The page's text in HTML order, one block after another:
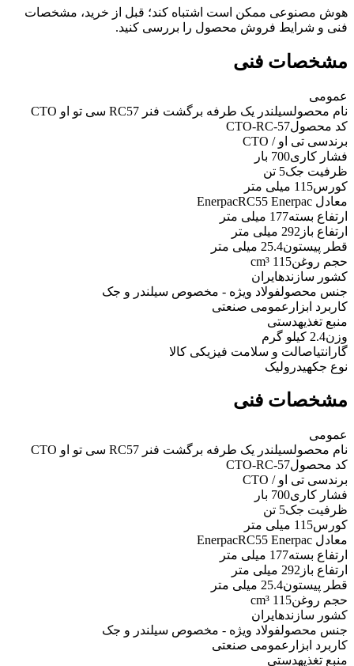
هوش مصنوعی ممکن است اشتباه کند؛ قبل از خرید، مشخصات
فنی و شرایط فروش محصول را بررسی کنید.
مشخصات فنی
عمومی
نام محصولسیلندر یک طرفه برگشت فنر RC57 سی تو او CTO
کد محصولCTO-RC-57
برندسی تی او / CTO
فشار کاری700 بار
ظرفیت جک5 تن
کورس115 میلی متر
معادل Enerpac RC55 Enerpac
ارتفاع بسته177 میلی متر
ارتفاع باز 292 میلی متر
قطر پیستون25.4 میلی متر
حجم روغن115 cm³
کشور سازندهایران
جنس محصولفولاد ویژه - مخصوص سیلندر و جک
کاربرد ابزار عمومی صنعتی
منبع تغذیهدستی
وزن2.4 کیلو گرم
گارانتیاصالت و سلامت فیزیکی کالا
نوع جکهیدرولیک
مشخصات فنی
عمومی
نام محصولسیلندر یک طرفه برگشت فنر RC57 سی تو او CTO
کد محصولCTO-RC-57
برندسی تی او / CTO
فشار کاری700 بار
ظرفیت جک5 تن
کورس115 میلی متر
معادل Enerpac RC55 Enerpac
ارتفاع بسته177 میلی متر
ارتفاع باز 292 میلی متر
قطر پیستون25.4 میلی متر
حجم روغن115 cm³
کشور سازندهایران
جنس محصولفولاد ویژه - مخصوص سیلندر و جک
کاربرد ابزار عمومی صنعتی
منبع تغذیهدستی